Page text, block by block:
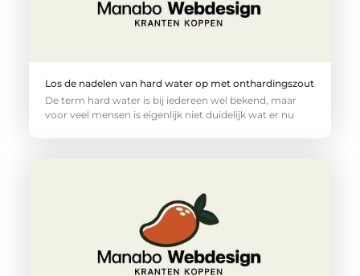
Los de nadelen van hard water op met onthardingszout
De term hard water is bij iedereen wel bekend, maar
voor veel mensen is eigenlijk niet duidelijk wat er nu